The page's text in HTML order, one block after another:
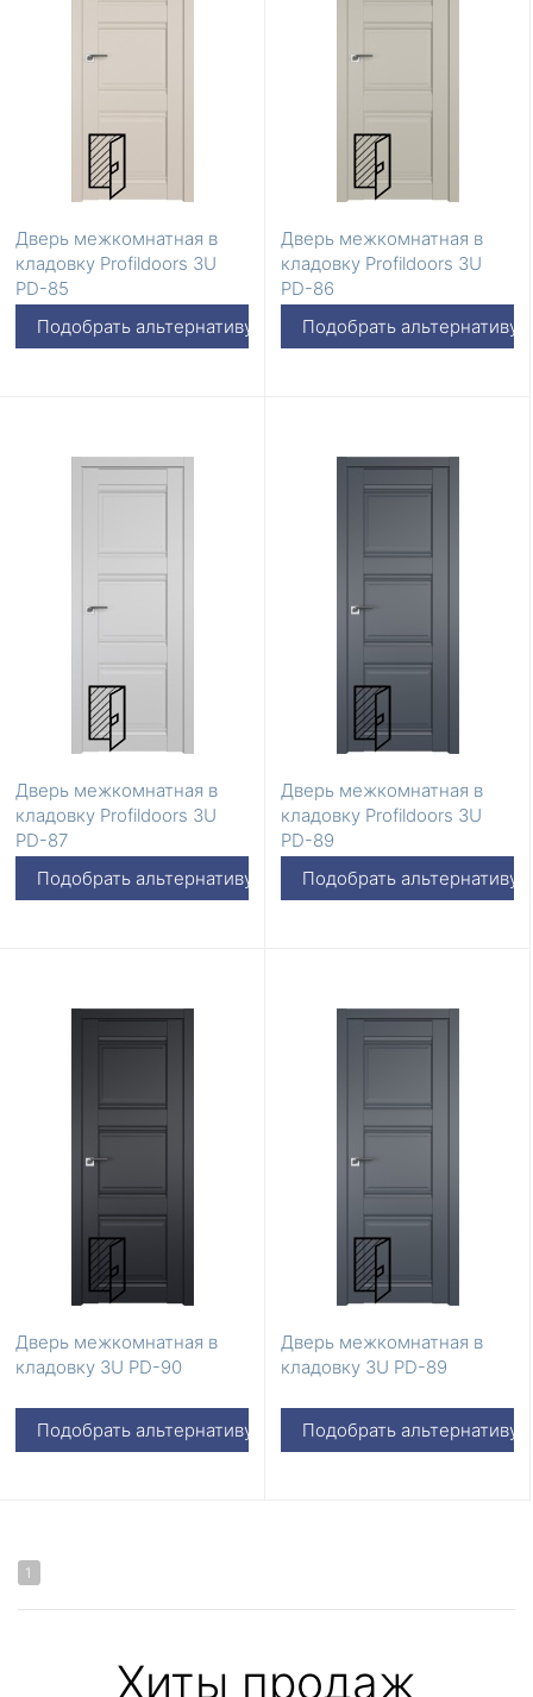
Дверь межкомнатная в
кладовку Profildoors 3U
PD-85
Подобрать альтернативу
Дверь межкомнатная в
кладовку Profildoors 3U
PD-86
Подобрать альтернативу
Дверь межкомнатная в
кладовку Profildoors 3U
PD-87
Подобрать альтернативу
Дверь межкомнатная в
кладовку Profildoors 3U
PD-89
Подобрать альтернативу
Дверь межкомнатная в
кладовку 3U PD-90
Подобрать альтернативу
Дверь межкомнатная в
кладовку 3U PD-89
Подобрать альтернативу
1
Хиты продаж